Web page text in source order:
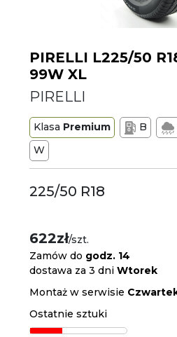
PIRELLI L225/50
99W XL
PIRELLI
Klasa Premium B
W
225/50 R18
622zł/szt.
Zamów do godz. 14
dostawa za 3 dniWtorek
Montaż w serwisie
Ostatnie sztuki